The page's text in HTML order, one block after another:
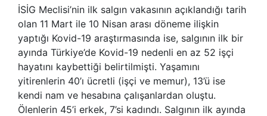
İSİG Meclisi’nin ilk salgın vakasının açıklandığı tarih
olan 11 Mart ile 10 Nisan arası döneme ilişkin
yaptığı Kovid-19 araştırmasında ise, salgının ilk bir
ayında Türkiye’de Kovid-19 nedenli en az 52 işçi
hayatını kaybettiği belirtilmişti. Yaşamını
yitirenlerin 40’ı ücretli (işçi ve memur), 13’ü ise
kendi nam ve hesabına çalışanlardan oluştu.
Ölenlerin 45’i erkek, 7’si kadındı. Salgının ilk ayında